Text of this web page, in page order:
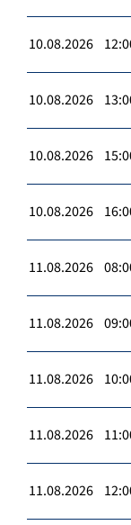
10.08.2026
10.08.2026
10.08.2026
10.08.2026
11.08.2026
11.08.2026
11.08.2026
11.08.2026
11.08.2026